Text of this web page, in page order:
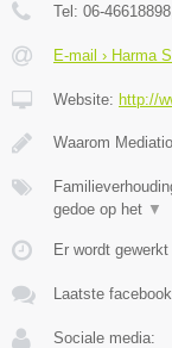
Tel: 06-46618898
E-mail › Harma
Website: http://
Waarom
gedoe op het ▼
Er wordt gewerkt
Laatste
Sociale media: